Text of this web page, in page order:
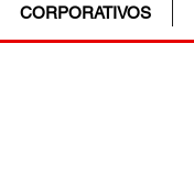
CORPORATIVOS